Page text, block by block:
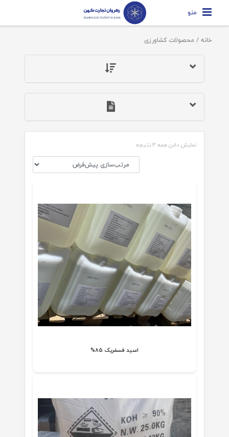
منو
خانه/ محصولات کشاورزی
نمایش دادن همه 3 نتیجه
اسید فسفریک 85%